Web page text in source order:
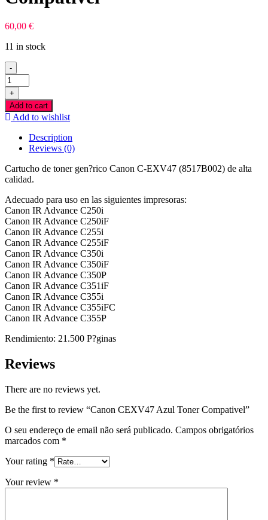
60,00 €
11 in stock
-
Canon
CEXV47
Azul
Toner
Compativel
quantity
+
Add to cart
Add to wishlist
Description
Reviews (0)
Cartucho de toner gen?rico Canon C-EXV47 (8517B002) de alta
calidad.
Adecuado para uso en las siguientes impresoras:
Canon IR Advance C250i
Canon IR Advance C250iF
Canon IR Advance C255i
Canon IR Advance C255iF
Canon IR Advance C350i
Canon IR Advance C350iF
Canon IR Advance C350P
Canon IR Advance C351iF
Canon IR Advance C355i
Canon IR Advance C355iFC
Canon IR Advance C355P
Rendimiento: 21.500 P?ginas
Reviews
There are no reviews yet.
Be the first to review “Canon CEXV47 Azul Toner Compativel”
O seu endereço de email não será publicado. Campos obrigatórios
marcados com *
Your rating *
Your review *